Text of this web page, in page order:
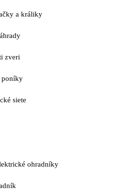
a králiky
zveri
poníky
siete
ohradníky